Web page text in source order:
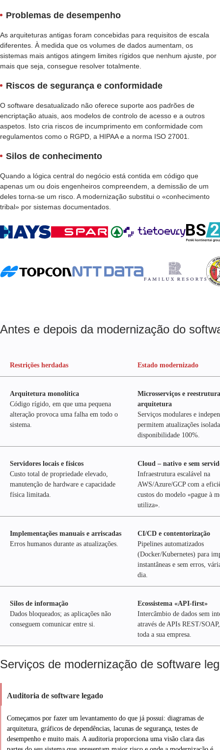
Problemas de desempenho
As arquiteturas antigas foram concebidas para requisitos de escala
diferentes. À medida que os volumes de dados aumentam, os
sistemas mais antigos atingem limites rígidos que nenhum ajuste, por
mais que seja, consegue resolver totalmente.
Riscos de segurança e conformidade
O software desatualizado não oferece suporte aos padrões de
encriptação atuais, aos modelos de controlo de acesso e a outros
aspetos. Isto cria riscos de incumprimento em conformidade com
regulamentos como o RGPD, a HIPAA e a norma ISO 27001.
Silos de conhecimento
Quando a lógica central do negócio está contida em código que
apenas um ou dois engenheiros compreendem, a demissão de um
deles torna-se um risco. A modernização substitui o «conhecimento
tribal» por sistemas documentados.
Antes e depois da modernização do
Restrições herdadas Estado modernizado
Arquitetura monolítica
Código rígido, em que uma pequena
alteração provoca uma falha em todo o
sistema.
Microsserviços e
arquitetura
Serviços modulares e
permitem atualizações
disponibilidade 100%.
Servidores locais e físicos
Custo total de propriedade elevado,
manutenção de hardware e capacidade
física limitada.
Cloud – nativo e sem
Infraestrutura escalável na
AWS/Azure/GCP com a
custos do modelo «pague à
utiliza».
Implementações manuais e arriscadas
Erros humanos durante as atualizações.
CI/CD e contentorização
Pipelines automatizados
(Docker/Kubernetes) para
instantâneas e sem erros,
dia.
Silos de informação
Dados bloqueados; as aplicações não
conseguem comunicar entre si.
Ecossistema «API-first»
Intercâmbio de dados sem
através de APIs REST/
toda a sua empresa.
Serviços de modernização de software
Auditoria de software legado
Começamos por fazer um levantamento do que já possui: diagramas de
arquitetura, gráficos de dependências, lacunas de segurança, testes de
desempenho e muito mais. A auditoria proporciona uma visão clara das